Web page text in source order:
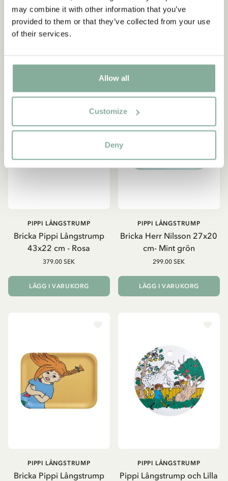
may combine it with other information that you’ve
provided to them or that they’ve collected from your use
of their services.
Allow all
Customize
Deny
Rosa
299.00 SEK
Beige
479.00 SEK
Bricka Pippi Långstrump
43x22 cm - Rosa
PIPPI LÅNGSTRUMP
379.00 SEK
LÄGG I VARUKORG
Bricka Herr Nilsson 27x20
cm- Mint grön
PIPPI LÅNGSTRUMP
299.00 SEK
LÄGG I VARUKORG
Bricka Pippi Långstrump
PIPPI LÅNGSTRUMP
Pippi Långstrump och Lilla
PIPPI LÅNGSTRUMP